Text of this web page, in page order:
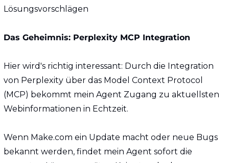
Lösungsvorschlägen
Das Geheimnis: Perplexity MCP Integration
Hier wird's richtig interessant: Durch die Integration
von Perplexity über das Model Context Protocol
(MCP) bekommt mein Agent Zugang zu aktuellsten
Webinformationen in Echtzeit.
Wenn Make.com ein Update macht oder neue Bugs
bekannt werden, findet mein Agent sofort die